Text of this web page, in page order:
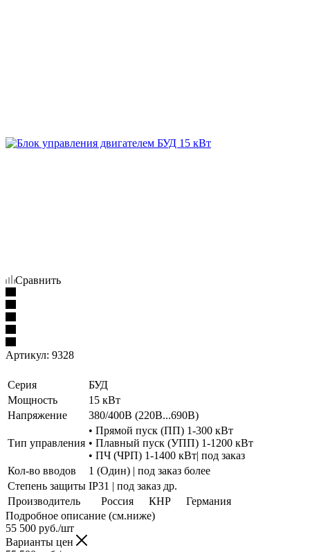
Сравнить
Артикул: 9328
Серия
БУД
Мощность
15 кВт
Напряжение
380/400В (220В...690В)
Тип управления
• Прямой пуск (ПП) 1-300 кВт
• Плавный пуск (УПП) 1-1200 кВт
• ПЧ (ЧРП) 1-1400 кВт| под заказ
Кол-во вводов
1 (Один) | под заказ более
Степень защиты IP31 | под заказ др.
Производитель
Россия КНР
Германия
Подробное описание (см.ниже)
55 500 руб./шт
Варианты цен